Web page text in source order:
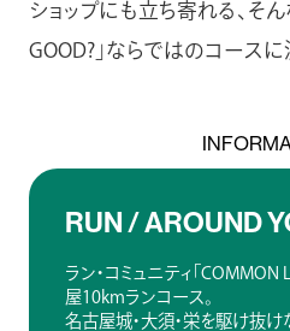
ショップにも立ち寄れる、そん
GOOD?」ならではのコースに
RUN / AROUND
ラン・コミュニティ「COMMON
屋10kmランコース。
名古屋城・大須・栄を駆け抜け